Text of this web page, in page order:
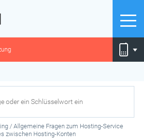
/ Allgemeine Fragen zum Hosting-Service
zwischen Hosting-Konten